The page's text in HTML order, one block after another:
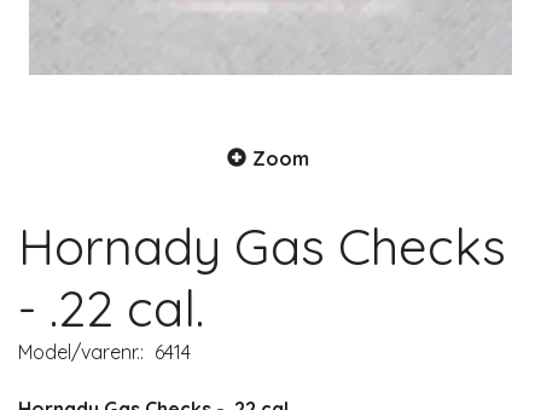
Zoom
Hornady Gas Checks
- .22 cal.
Model/varenr.: 6414